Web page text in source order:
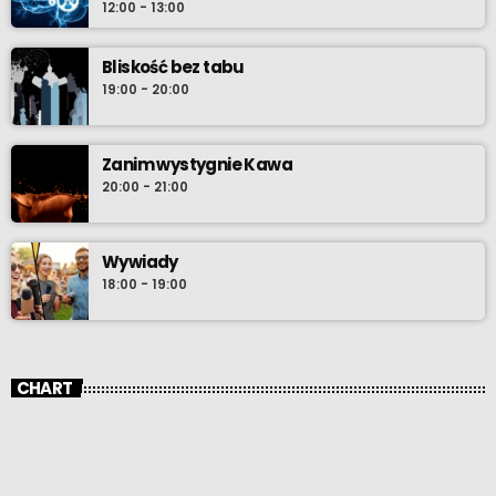
12:00 - 13:00
Bliskość bez tabu
19:00 - 20:00
Zanim wystygnie Kawa
20:00 - 21:00
Wywiady
18:00 - 19:00
CHART